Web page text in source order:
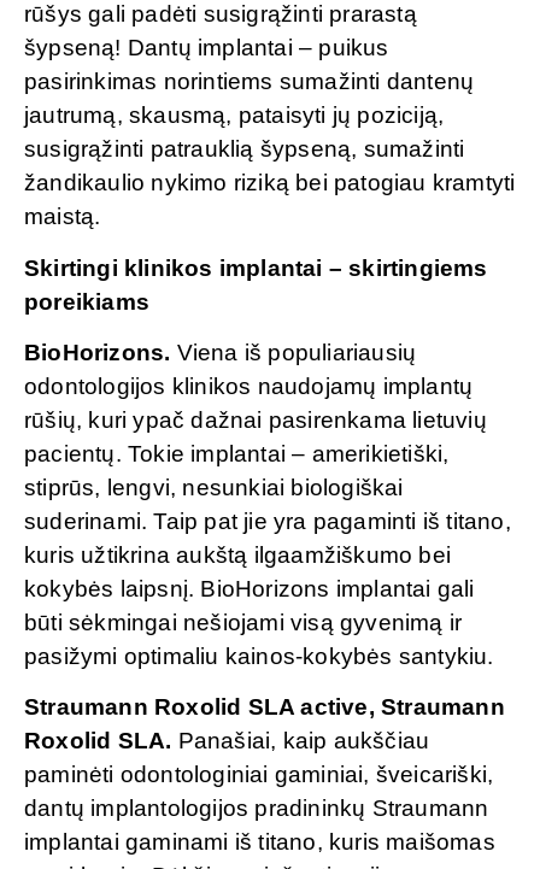
rūšys gali padėti susigrąžinti prarastą
šypseną! Dantų implantai – puikus
pasirinkimas norintiems sumažinti dantenų
jautrumą, skausmą, pataisyti jų poziciją,
susigrąžinti patrauklią šypseną, sumažinti
žandikaulio nykimo riziką bei patogiau kramtyti
maistą.
Skirtingi klinikos implantai – skirtingiems
poreikiams
BioHorizons. Viena iš populiariausių
odontologijos klinikos naudojamų implantų
rūšių, kuri ypač dažnai pasirenkama lietuvių
pacientų. Tokie implantai – amerikietiški,
stiprūs, lengvi, nesunkiai biologiškai
suderinami. Taip pat jie yra pagaminti iš titano,
kuris užtikrina aukštą ilgaamžiškumo bei
kokybės laipsnį. BioHorizons implantai gali
būti sėkmingai nešiojami visą gyvenimą ir
pasižymi optimaliu kainos-kokybės santykiu.
Straumann Roxolid SLA active, Straumann
Roxolid SLA. Panašiai, kaip aukščiau
paminėti odontologiniai gaminiai, šveicariški,
dantų implantologijos pradininkų Straumann
implantai gaminami iš titano, kuris maišomas